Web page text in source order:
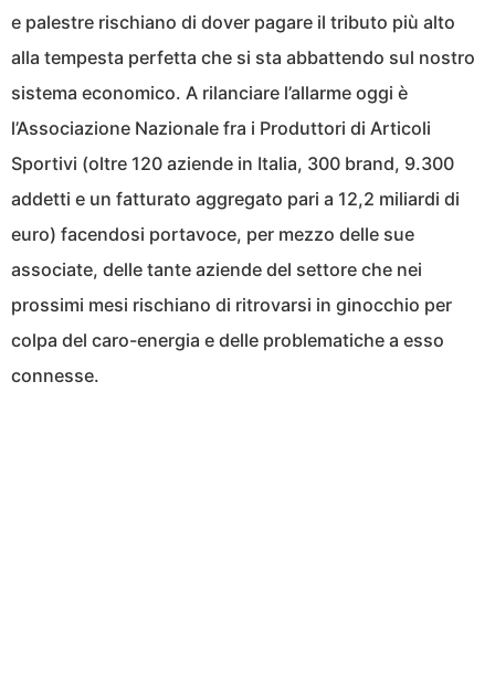
e palestre rischiano di dover pagare il tributo più alto
alla tempesta perfetta che si sta abbattendo sul nostro
sistema economico. A rilanciare l’allarme oggi è
l’Associazione Nazionale fra i Produttori di Articoli
Sportivi (oltre 120 aziende in Italia, 300 brand, 9.300
addetti e un fatturato aggregato pari a 12,2 miliardi di
euro) facendosi portavoce, per mezzo delle sue
associate, delle tante aziende del settore che nei
prossimi mesi rischiano di ritrovarsi in ginocchio per
colpa del caro-energia e delle problematiche a esso
connesse.